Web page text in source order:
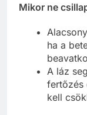
Mikor ne
ha a
A láz
fertőzés
kell